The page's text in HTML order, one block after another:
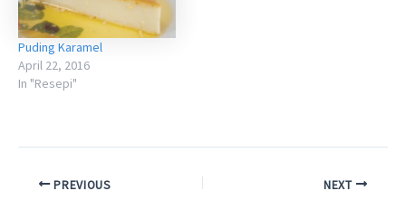
Puding Karamel
April 22, 2016
In "Resepi"
Post PREVIOUS NEXT